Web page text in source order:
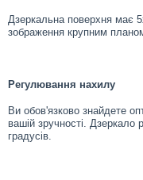
Дзеркальна поверхня має
зображення крупним
Регулювання нахилу
Ви обов'язково знайдете
вашій зручності.
градусів.